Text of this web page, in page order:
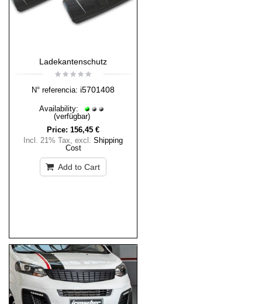
Ladekantenschutz
N° referencia: i5701408
Availability:
(verfügbar)
Price: 156,45 €
Incl. 21% Tax, excl. Shipping
Cost
Add to Cart